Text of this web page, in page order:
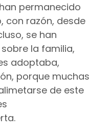
permanecido
con razón, desde
se han
la familia,
adoptaba,
porque muchas
de este